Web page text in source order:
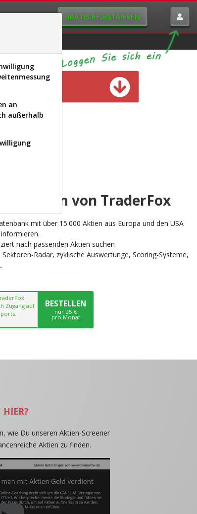
GRATIS REGISTRIEREN
von TraderFox
mit über 15.000 Aktien aus Europa und den USA
nach passenden Aktien suchen
Radar, zyklische Auswertunge, Scoring-Systeme,
Zugang auf
BESTELLEN
nur 25 €
pro Monat
HIER?
wie Du unseren Aktien-Screener
Aktien zu finden.
an
außerhalb